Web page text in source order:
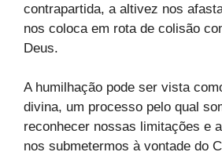
contrapartida, a altivez nos
nos coloca em rota de colisão
Deus.
A humilhação pode ser vista
divina, um processo pelo qual
reconhecer nossas limitações e
nos submetermos à vontade do